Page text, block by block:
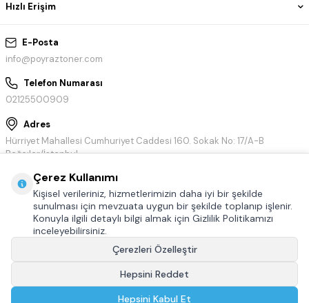
E-Posta
info@poyraztoner.com
Telefon Numarası
02125500909
Adres
Hürriyet Mahallesi Cumhuriyet Caddesi 160. Sokak No: 17/A-B
Bağcılar/İstanbul
Hızlı Erişim
Çerez Kullanımı
Kişisel verileriniz, hizmetlerimizin daha iyi bir şekilde
sunulması için mevzuata uygun bir şekilde toplanıp işlenir.
Konuyla ilgili detaylı bilgi almak için Gizlilik Politikamızı
inceleyebilirsiniz.
Çerezleri Özelleştir
Hepsini Reddet
Hepsini Kabul Et